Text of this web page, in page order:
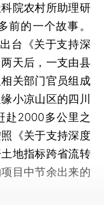
院农村所助理研
前的一个故事。
台《关于支持深
天后，一支由县
关部门官员组成
小凉山区的四川
赴2000多公里之
《关于支持深度
地指标跨省流转
目中节余出来的